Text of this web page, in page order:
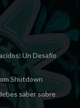
Un Desafío
Shutdown
saber sobre